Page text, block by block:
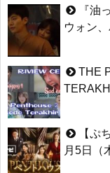
『油
ウォン
THE
【ぷ
月5日（